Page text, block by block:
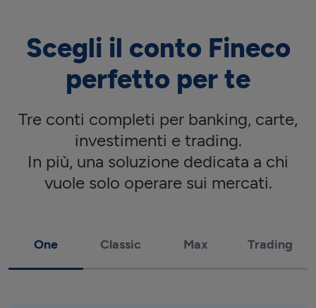
Scegli il conto Fineco
perfetto per te
Tre conti completi per banking, carte,
investimenti e trading.
In più, una soluzione dedicata a chi
vuole solo operare sui mercati.
One Classic Max Trading